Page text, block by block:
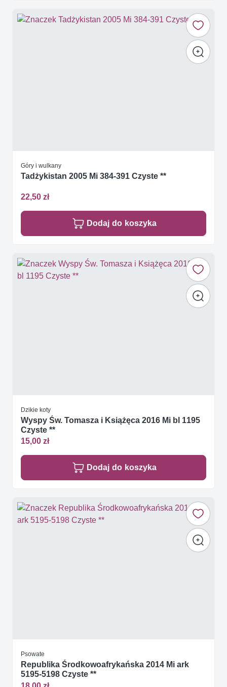
Góry i wulkany
Tadżykistan 2005 Mi 384-391 Czyste **
22,50 zł
Dodaj do koszyka
Dzikie koty
Wyspy Św. Tomasza i Książęca 2016 Mi bl 1195
Czyste **
15,00 zł
Dodaj do koszyka
Psowate
Republika Środkowoafrykańska 2014 Mi ark
5195-5198 Czyste **